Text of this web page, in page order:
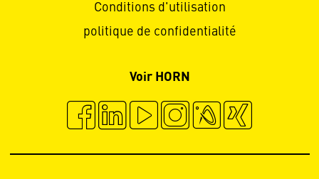
Conditions d'utilisation
politique de confidentialité
Voir HORN